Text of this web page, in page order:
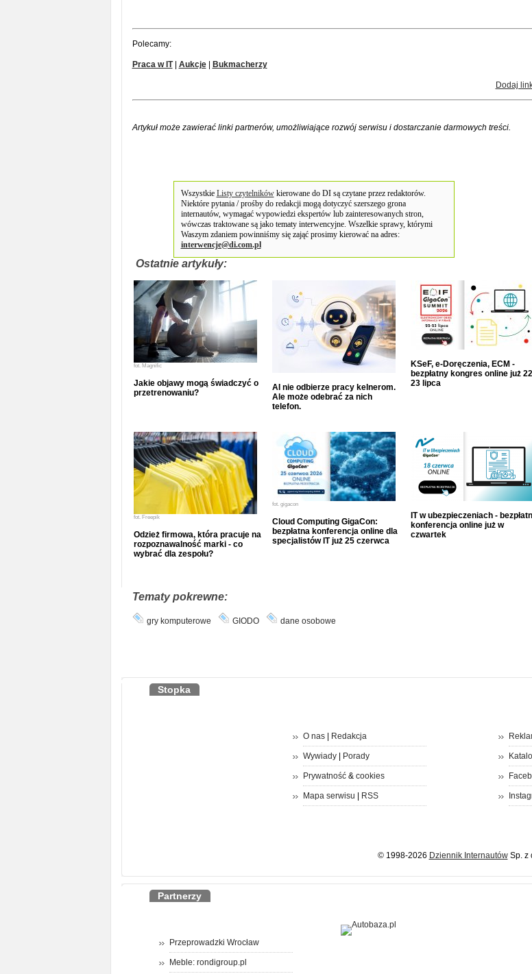
Polecamy:
Praca w IT| Aukcje| Bukmacherzy
Dodaj
Artykuł może zawierać linki partnerów, umożliwiające rozwój serwisu i dostarczanie darmowych treści.
Wszystkie Listy czytelnikówkierowane do DI są czytane przez redaktorów.
Niektóre pytania / prośby do redakcji mogą dotyczyć szerszego grona
internautów, wymagać wypowiedzi ekspertów lub zainteresowanych stron,
wówczas traktowane są jako tematy interwencyjne. Wszelkie sprawy, którymi
Waszym zdaniem powinniśmy się zająć prosimy kierować na adres:
interwencje@di.com.pl
Ostatnie artykuły:
fot. Magnific
Jakie objawy mogą świadczyć o
przetrenowaniu?
AI nie odbierze pracy kelnerom.
Ale może odebrać za nich
telefon.
KSeF, e-Doręczenia, ECM -
bezpłatny kongres online już
23 lipca
fot. Freepik
Odzież firmowa, która pracuje na
rozpoznawalność marki - co
wybrać dla zespołu?
fot. gigacon
Cloud Computing GigaCon:
bezpłatna konferencja online dla
specjalistów IT już 25 czerwca
IT w ubezpieczeniach -
konferencja online już w
czwartek
Tematy pokrewne:
gry komputerowe GIODO dane osobowe
Stopka
O nas| Redakcja
Wywiady| Porady
Prywatność& cookies
Mapa serwisu RSS
© 1998-2026 Dziennik InternautówSp. z
Partnerzy
Przeprowadzki Wrocław
Meble: rondigroup.pl